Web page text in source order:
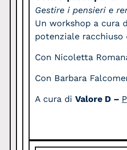
Gestire i pensieri e
Un workshop a cura
potenziale
Con Nicoletta
Con Barbara
A cura diValore D –